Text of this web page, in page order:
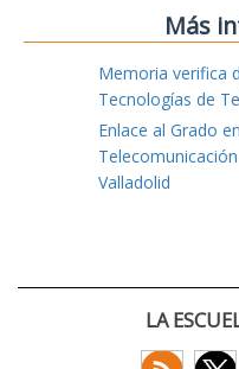
Más
Memoria verifica
Tecnologías de
Enlace al Grado
Valladolid
LA